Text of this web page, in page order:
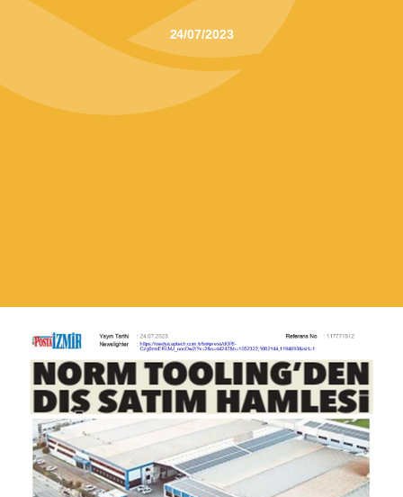
24/07/2023